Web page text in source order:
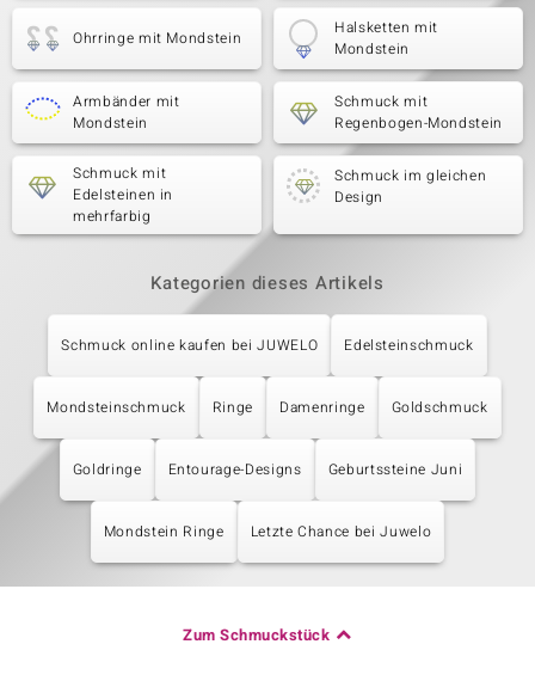
Ohrringe mit Mondstein
Halsketten mit
Mondstein
Armbänder mit
Mondstein
Schmuck mit
Regenbogen-Mondstein
Schmuck mit
Edelsteinen in
mehrfarbig
Schmuck im gleichen
Design
Kategorien dieses Artikels
Schmuck online kaufen bei JUWELO Edelsteinschmuck
Mondsteinschmuck Ringe Damenringe Goldschmuck
Goldringe Entourage-Designs Geburtssteine Juni
Mondstein Ringe Letzte Chance bei Juwelo
Zum Schmuckstück